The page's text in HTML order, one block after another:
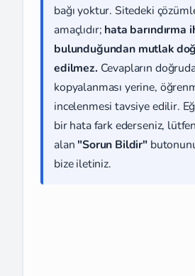
bağı yoktur. Sitedeki
amaçlıdır; hata barındırma
bulunduğundan mutlak
edilmez. Cevapların
kopyalanması yerine,
incelenmesi tavsiye edilir.
bir hata fark ederseniz,
alan "Sorun Bildir"
bize iletiniz.